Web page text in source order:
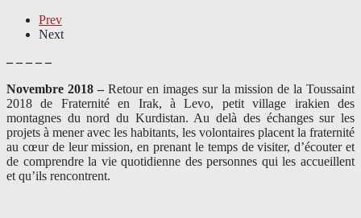
Prev
Next
– – – – –
Novembre 2018 – Retour en images sur la mission de la Toussaint
2018 de Fraternité en Irak, à Levo, petit village irakien des
montagnes du nord du Kurdistan. Au delà des échanges sur les
projets à mener avec les habitants, les volontaires placent la fraternité
au cœur de leur mission, en prenant le temps de visiter, d’écouter et
de comprendre la vie quotidienne des personnes qui les accueillent
et qu’ils rencontrent.